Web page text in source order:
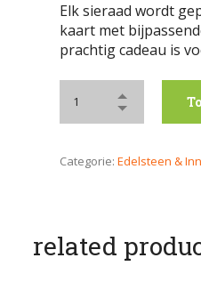
Elk sieraad wordt
kaart met
prachtig cadeau is
Categorie: Edelsteen &
related